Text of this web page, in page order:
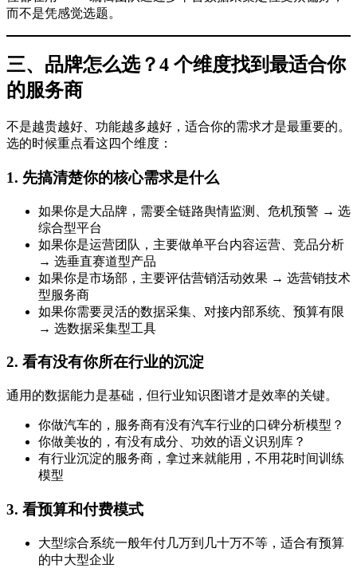
而不是凭感觉选题。
三、品牌怎么选？4 个维度找到最适合你
的服务商
不是越贵越好、功能越多越好，适合你的需求才是最重要的。
选的时候重点看这四个维度：
1. 先搞清楚你的核心需求是什么
如果你是大品牌，需要全链路舆情监测、危机预警 → 选
综合型平台
如果你是运营团队，主要做单平台内容运营、竞品分析
→ 选垂直赛道型产品
如果你是市场部，主要评估营销活动效果 → 选营销技术
型服务商
如果你需要灵活的数据采集、对接内部系统、预算有限
→ 选数据采集型工具
2. 看有没有你所在行业的沉淀
通用的数据能力是基础，但行业知识图谱才是效率的关键。
你做汽车的，服务商有没有汽车行业的口碑分析模型？
你做美妆的，有没有成分、功效的语义识别库？
有行业沉淀的服务商，拿过来就能用，不用花时间训练
模型
3. 看预算和付费模式
大型综合系统一般年付几万到几十万不等，适合有预算
的中大型企业